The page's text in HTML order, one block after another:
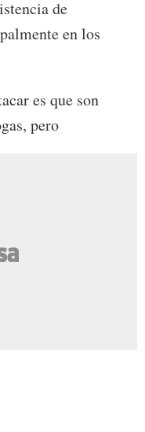
de
en los
es que son
pero